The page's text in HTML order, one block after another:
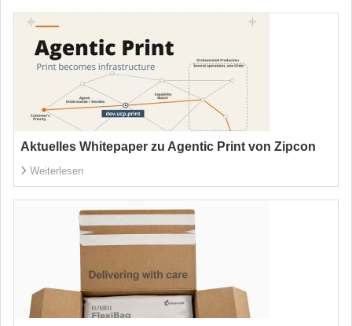
Aktuelles Whitepaper zu Agentic Print von Zipcon
Weiterlesen